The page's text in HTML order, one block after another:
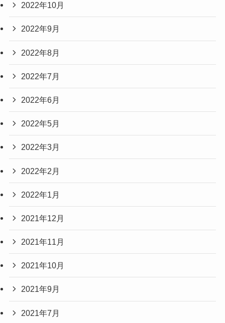
2022年10月
2022年9月
2022年8月
2022年7月
2022年6月
2022年5月
2022年3月
2022年2月
2022年1月
2021年12月
2021年11月
2021年10月
2021年9月
2021年7月